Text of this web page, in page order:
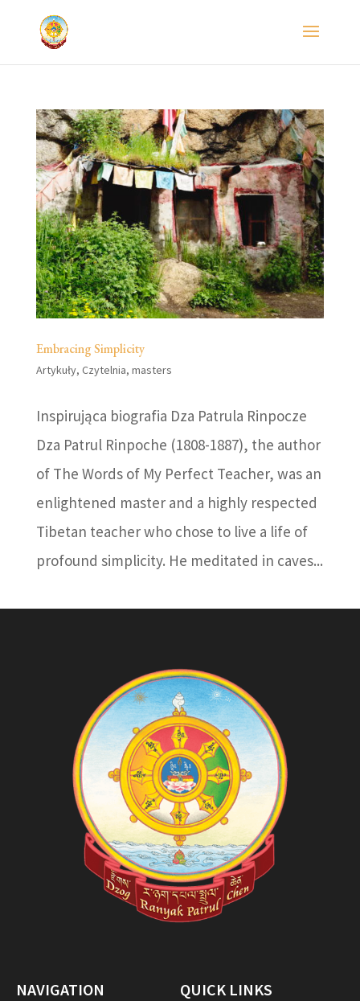
Embracing Simplicity
Artykuły, Czytelnia, masters
Inspirująca biografia Dza Patrula Rinpocze
Dza Patrul Rinpoche (1808-1887), the author
of The Words of My Perfect Teacher, was an
enlightened master and a highly respected
Tibetan teacher who chose to live a life of
profound simplicity. He meditated in caves...
NAVIGATION QUICK LINKS